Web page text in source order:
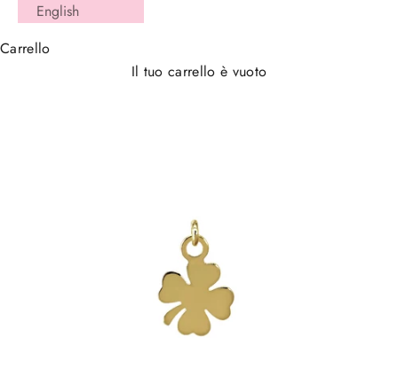
English
Carrello
Il tuo carrello è vuoto